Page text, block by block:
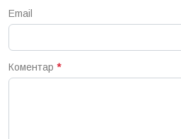
Email
Коментар *